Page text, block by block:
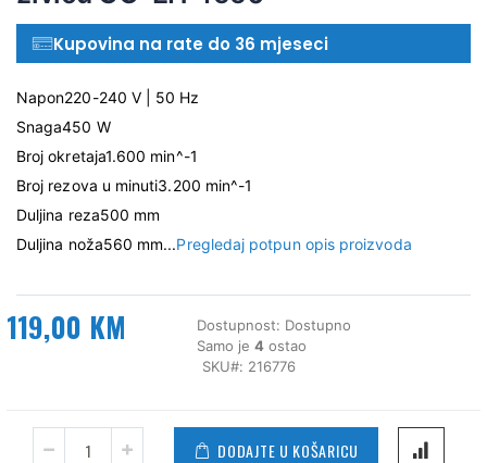
Kupovina na rate do 36 mjeseci
Napon220-240 V | 50 Hz
Snaga450 W
Broj okretaja1.600 min^-1
Broj rezova u minuti3.200 min^-1
Duljina reza500 mm
Duljina noža560 mm...Pregledaj potpun opis proizvoda
119,00 KM Dostupnost: Dostupno
Samo je 4 ostao
SKU
216776
DODAJTE U KOŠARICU